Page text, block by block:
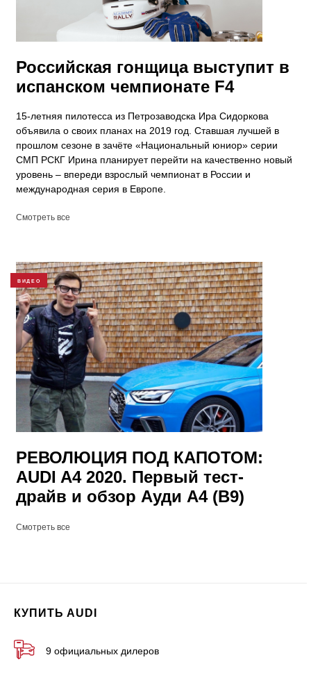
Российская гонщица выступит в
испанском чемпионате F4
15-летняя пилотесса из Петрозаводска Ира Сидоркова
объявила о своих планах на 2019 год. Ставшая лучшей в
прошлом сезоне в зачёте «Национальный юниор» серии
СМП РСКГ Ирина планирует перейти на качественно новый
уровень – впереди взрослый чемпионат в России и
международная серия в Европе.
Смотреть все
ВИДЕО
РЕВОЛЮЦИЯ ПОД КАПОТОМ:
AUDI A4 2020. Первый тест-
драйв и обзор Ауди А4 (B9)
Смотреть все
КУПИТЬ AUDI
9 официальных дилеров